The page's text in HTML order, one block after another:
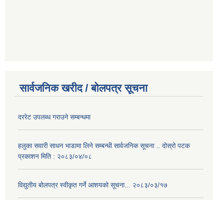
सार्वजनिक खरीद / बोलपत्र सूचना
दररेट उपलब्ध गराउने सम्बन्धमा
हलुका सवारी साधन भाडामा लिने सम्बन्धी सार्वजनिक सूचना .. दोस्रो पटक
प्रकाशन मिति : २०८३/०४/०८
विद्युतीय बोलपत्र स्वीकृत गर्ने आशयको सूचना... २०८३/०३/१७